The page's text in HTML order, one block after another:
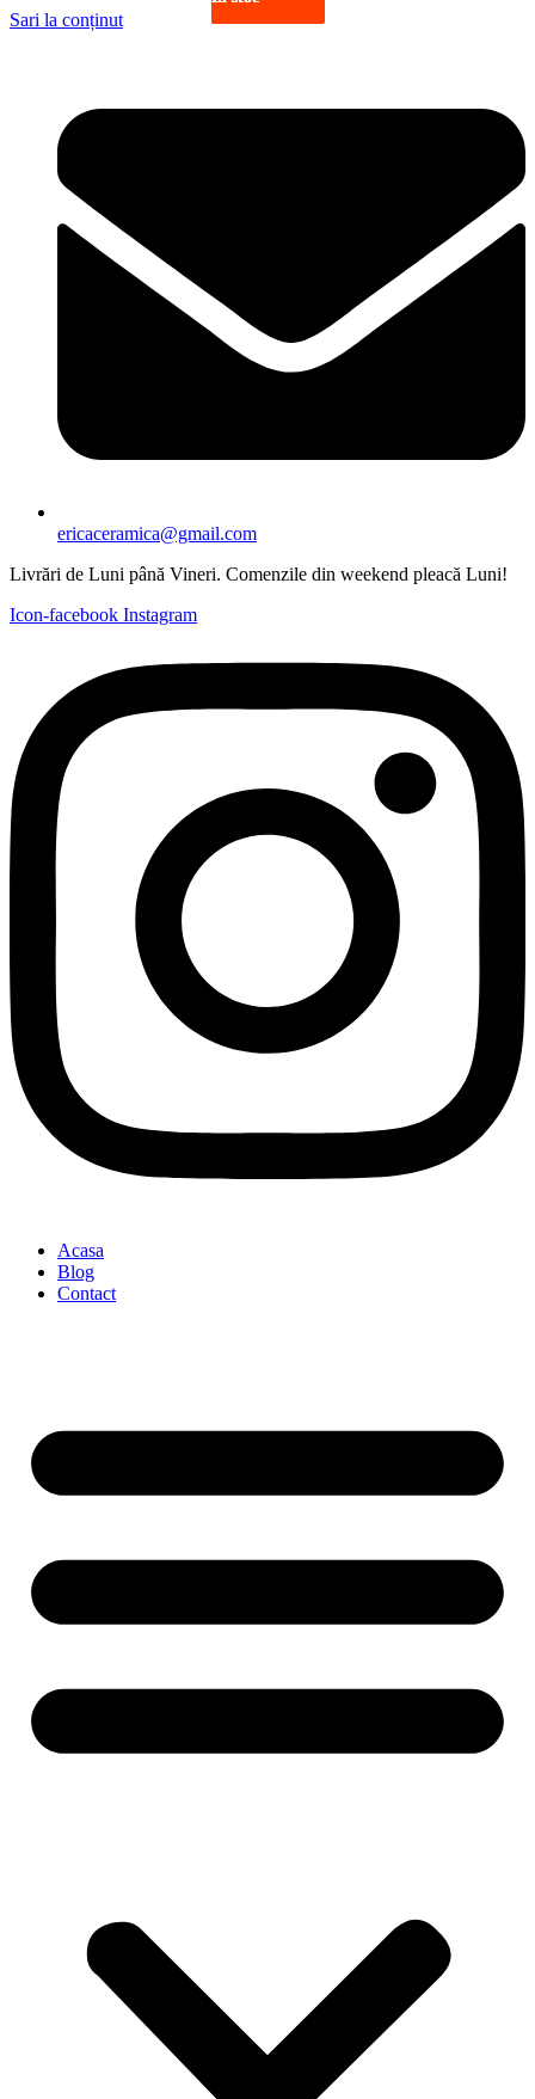
Sari la conținut
ericaceramica@gmail.com
Livrări de Luni până Vineri. Comenzile din weekend pleacă Luni!
Icon-facebook Instagram
Acasa
Blog
Contact